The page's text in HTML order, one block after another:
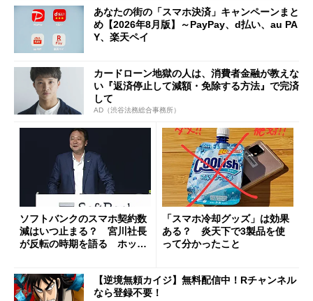
あなたの街の「スマホ決済」キャンペーンまと
め【2026年8月版】～PayPay、d払い、au PA
Y、楽天ペイ
カードローン地獄の人は、消費者金融が教えな
い『返済停止して減額・免除する方法』で完済
して
AD（渋谷法務総合事務所）
ソフトバンクのスマホ契約数
減はいつ止まる？ 宮川社長
が反転の時期を語る ホッピ
「スマホ冷却グッズ」は効果
ある？ 炎天下で3製品を使
って分かったこと
【逆境無頼カイジ】無料配信中！Rチャンネル
なら登録不要！